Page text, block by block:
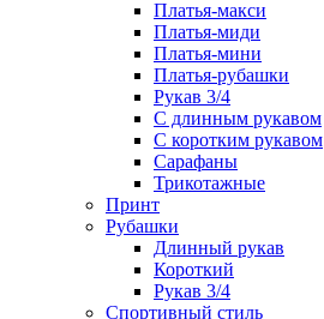
Платья-макси
Платья-миди
Платья-мини
Платья-рубашки
Рукав 3/4
С длинным рукавом
С коротким рукавом
Сарафаны
Трикотажные
Принт
Рубашки
Длинный рукав
Короткий
Рукав 3/4
Спортивный стиль